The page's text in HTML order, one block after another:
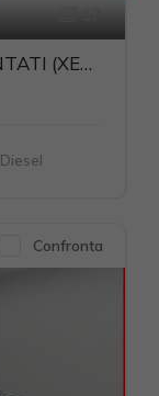
AUDI A1 1.6 Tdi S-line NEOPATENTATI (XENON+PELLE)
Diesel
Confronta